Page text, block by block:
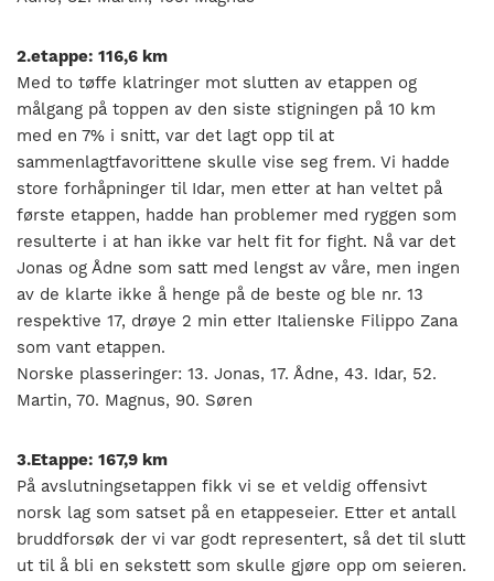
2.etappe: 116,6 km
Med to tøffe klatringer mot slutten av etappen og
målgang på toppen av den siste stigningen på 10 km
med en 7% i snitt, var det lagt opp til at
sammenlagtfavorittene skulle vise seg frem. Vi hadde
store forhåpninger til Idar, men etter at han veltet på
første etappen, hadde han problemer med ryggen som
resulterte i at han ikke var helt fit for fight. Nå var det
Jonas og Ådne som satt med lengst av våre, men ingen
av de klarte ikke å henge på de beste og ble nr. 13
respektive 17, drøye 2 min etter Italienske Filippo Zana
som vant etappen.
Norske plasseringer: 13. Jonas, 17. Ådne, 43. Idar, 52.
Martin, 70. Magnus, 90. Søren
3.Etappe: 167,9 km
På avslutningsetappen fikk vi se et veldig offensivt
norsk lag som satset på en etappeseier. Etter et antall
bruddforsøk der vi var godt representert, så det til slutt
ut til å bli en sekstett som skulle gjøre opp om seieren.